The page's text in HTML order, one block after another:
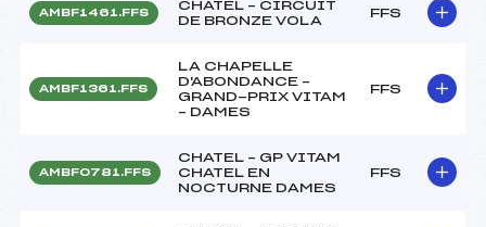
AMBF1461.FFS
CHATEL – CIRCUIT
DE BRONZE VOLA
FFS
AMBF1361.FFS
LA CHAPELLE
D'ABONDANCE –
GRAND-PRIX VITAM
– DAMES
FFS
AMBF0781.FFS
CHATEL – GP VITAM
CHATEL EN
NOCTURNE DAMES
FFS